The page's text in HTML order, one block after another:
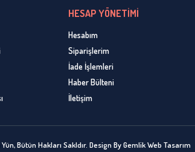
HESAP YÖNETİMİ
Hesabım
Siparişlerim
İade İşlemleri
Haber Bülteni
İletişim
Bütün Hakları Sakldır. Design By Gemlik Web Tasarım